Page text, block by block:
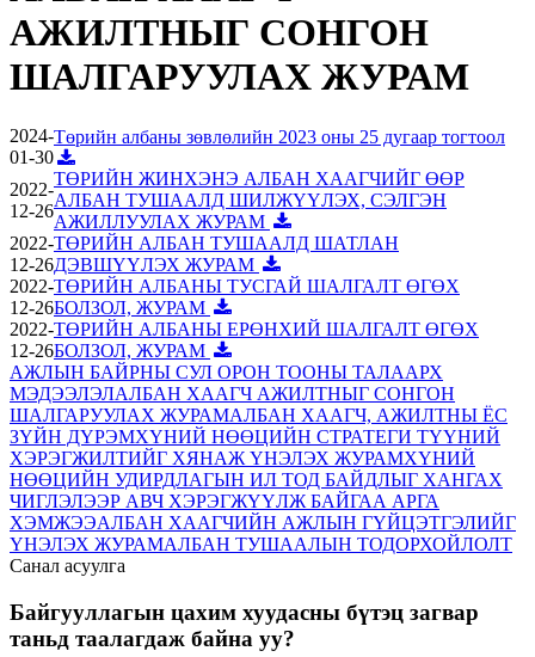
АЖИЛТНЫГ СОНГОН
ШАЛГАРУУЛАХ ЖУРАМ
2024-
01-30
Төрийн албаны зөвлөлийн 2023 оны 25 дугаар тогтоол
2022-
12-26
ТӨРИЙН ЖИНХЭНЭ АЛБАН ХААГЧИЙГ ӨӨР
АЛБАН ТУШААЛД ШИЛЖҮҮЛЭХ, СЭЛГЭН
АЖИЛЛУУЛАХ ЖУРАМ
2022-
12-26
ТӨРИЙН АЛБАН ТУШААЛД ШАТЛАН
ДЭВШҮҮЛЭХ ЖУРАМ
2022-
12-26
ТӨРИЙН АЛБАНЫ ТУСГАЙ ШАЛГАЛТ ӨГӨХ
БОЛЗОЛ, ЖУРАМ
2022-
12-26
ТӨРИЙН АЛБАНЫ ЕРӨНХИЙ ШАЛГАЛТ ӨГӨХ
БОЛЗОЛ, ЖУРАМ
АЖЛЫН БАЙРНЫ СУЛ ОРОН ТООНЫ ТАЛААРХ
МЭДЭЭЛЭЛАЛБАН ХААГЧ АЖИЛТНЫГ СОНГОН
ШАЛГАРУУЛАХ ЖУРАМАЛБАН ХААГЧ, АЖИЛТНЫ ЁС
ЗҮЙН ДҮРЭМХҮНИЙ НӨӨЦИЙН СТРАТЕГИ ТҮҮНИЙ
ХЭРЭГЖИЛТИЙГ ХЯНАЖ ҮНЭЛЭХ ЖУРАМХҮНИЙ
НӨӨЦИЙН УДИРДЛАГЫН ИЛ ТОД БАЙДЛЫГ ХАНГАХ
ЧИГЛЭЛЭЭР АВЧ ХЭРЭГЖҮҮЛЖ БАЙГАА АРГА
ХЭМЖЭЭАЛБАН ХААГЧИЙН АЖЛЫН ГҮЙЦЭТГЭЛИЙГ
ҮНЭЛЭХ ЖУРАМАЛБАН ТУШААЛЫН ТОДОРХОЙЛОЛТ
Санал асуулга
Байгууллагын цахим хуудасны бүтэц загвар
таньд таалагдаж байна уу?